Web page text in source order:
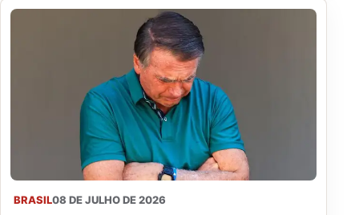
BRASIL08 DE JULHO DE 2026